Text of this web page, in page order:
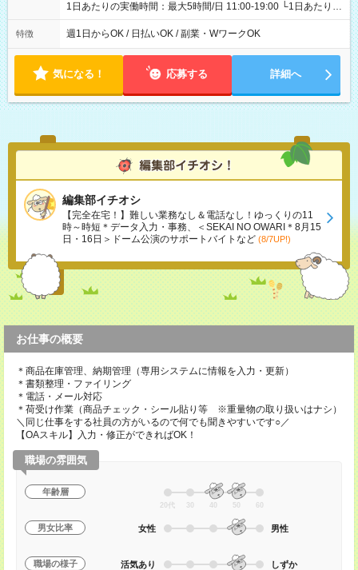
1日あたりの実働時間：最大5時間/日 11:00-19:00 └1日あたりの
実働時間：1-5時間 └上記の時間帯内であれば、いつでも勤務可
能！ └平日・土曜日の中で、お好きな曜日でご勤務いただけま
18:00 などのように、自由な働き方が可能なお仕事です！
特徴 週1日からOK / 日払いOK / 副業・WワークOK
気になる！ 応募する 詳細へ
編集部イチオシ
【完全在宅！】難しい業務なし＆電話なし！ゆっくりの11
時～時短＊データ入力・事務、＜SEKAI NO OWARI＊8月15
日・16日＞ドーム公演のサポートバイトなど (8/7UP!)
お仕事の概要
＊商品在庫管理、納期管理（専用システムに情報を入力・更新）
＊書類整理・ファイリング
＊電話・メール対応
＊荷受け作業（商品チェック・シール貼り等 ※重量物の取り扱いはナシ）
＼同じ仕事をする社員の方がいるので何でも聞きやすいです○／
【OAスキル】入力・修正ができればOK！
職場の雰囲気
年齢層
20代 30 40 50 60
男女比率 女性 男性
職場の様子 活気あり しずか